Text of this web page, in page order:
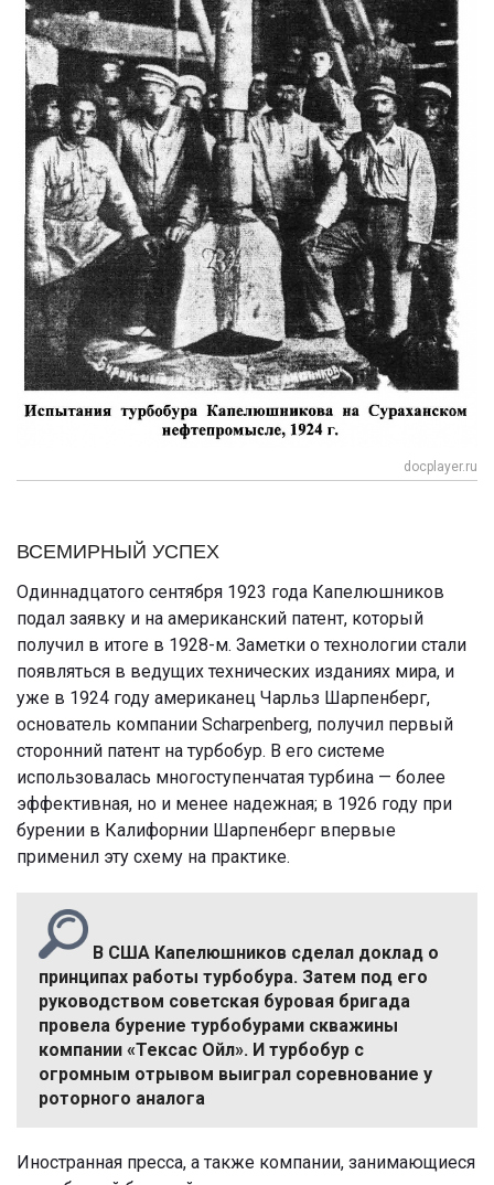
docplayer.ru
ВСЕМИРНЫЙ УСПЕХ
Одиннадцатого сентября 1923 года Капелюшников
подал заявку и на американский патент, который
получил в итоге в 1928-м. Заметки о технологии стали
появляться в ведущих технических изданиях мира, и
уже в 1924 году американец Чарльз Шарпенберг,
основатель компании Scharpenberg, получил первый
сторонний патент на турбобур. В его системе
использовалась многоступенчатая турбина — более
эффективная, но и менее надежная; в 1926 году при
бурении в Калифорнии Шарпенберг впервые
применил эту схему на практике.
В США Капелюшников сделал доклад о
принципах работы турбобура. Затем под его
руководством советская буровая бригада
провела бурение турбобурами скважины
компании «Тексас Ойл». И турбобур с
огромным отрывом выиграл соревнование у
роторного аналога
Иностранная пресса, а также компании, занимающиеся